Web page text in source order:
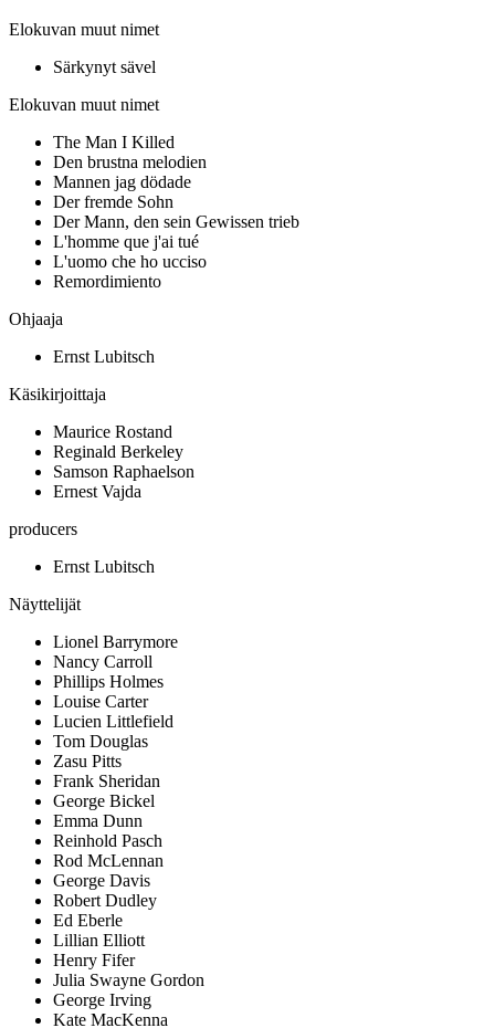
Elokuvan muut nimet
Särkynyt sävel
Elokuvan muut nimet
The Man I Killed
Den brustna melodien
Mannen jag dödade
Der fremde Sohn
Der Mann, den sein Gewissen trieb
L'homme que j'ai tué
L'uomo che ho ucciso
Remordimiento
Ohjaaja
Ernst Lubitsch
Käsikirjoittaja
Maurice Rostand
Reginald Berkeley
Samson Raphaelson
Ernest Vajda
producers
Ernst Lubitsch
Näyttelijät
Lionel Barrymore
Nancy Carroll
Phillips Holmes
Louise Carter
Lucien Littlefield
Tom Douglas
Zasu Pitts
Frank Sheridan
George Bickel
Emma Dunn
Reinhold Pasch
Rod McLennan
George Davis
Robert Dudley
Ed Eberle
Lillian Elliott
Henry Fifer
Julia Swayne Gordon
George Irving
Kate MacKenna